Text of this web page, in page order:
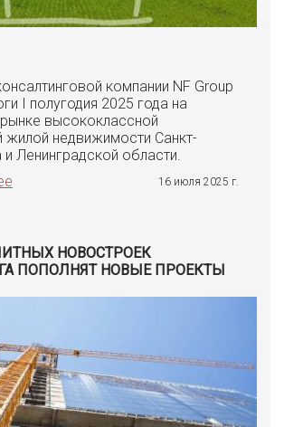
компании NF Group
I полугодия 2025 года на
высококлассной
жилой недвижимости Санкт-
и Ленинградской области.
16 июля 2025 г.
НОВОСТРОЕК
ПОПОЛНЯТ НОВЫЕ ПРОЕКТЫ